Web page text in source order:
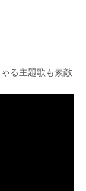
る主題歌も素敵